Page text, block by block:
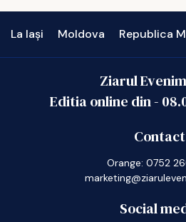
La Iași Moldova Republica
Ziarul
Editia online din -
Contact
Orange: 0752
Social